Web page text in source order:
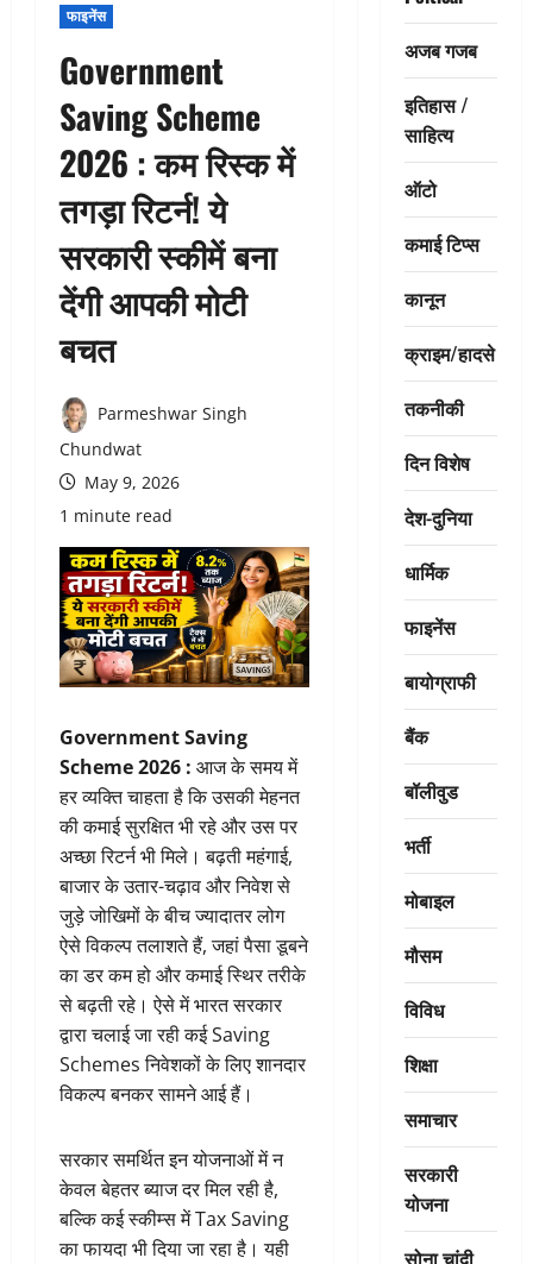
फाइनेंस
Government
Saving Scheme
2026 : कम रिस्क में
तगड़ा रिटर्न! ये
सरकारी स्कीमें बना
देंगी आपकी मोटी
बचत
Parmeshwar Singh
Chundwat
May 9, 2026
1 minute read
Government Saving
Scheme 2026 : आज के समय में
हर व्यक्ति चाहता है कि उसकी मेहनत
की कमाई सुरक्षित भी रहे और उस पर
अच्छा रिटर्न भी मिले। बढ़ती महंगाई,
बाजार के उतार-चढ़ाव और निवेश से
जुड़े जोखिमों के बीच ज्यादातर लोग
ऐसे विकल्प तलाशते हैं, जहां पैसा डूबने
का डर कम हो और कमाई स्थिर तरीके
से बढ़ती रहे। ऐसे में भारत सरकार
द्वारा चलाई जा रही कई Saving
Schemes निवेशकों के लिए शानदार
विकल्प बनकर सामने आई हैं।
सरकार समर्थित इन योजनाओं में न
केवल बेहतर ब्याज दर मिल रही है,
बल्कि कई स्कीम्स में Tax Saving
का फायदा भी दिया जा रहा है। यही
अजब गजब
इतिहास /
साहित्य
ऑटो
कमाई टिप्स
कानून
क्राइम/हादसे
तकनीकी
दिन विशेष
देश-दुनिया
धार्मिक
फाइनेंस
बायोग्राफी
बैंक
बॉलीवुड
भर्ती
मोबाइल
मौसम
विविध
शिक्षा
समाचार
सरकारी
योजना
सोना चांदी